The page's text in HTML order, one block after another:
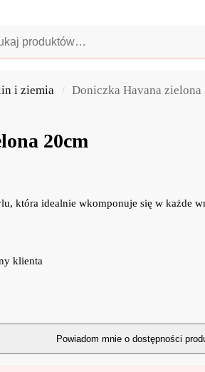
i ziemia / Doniczka Havana zielona
20cm
która idealnie wkomponuje się w każde
klienta